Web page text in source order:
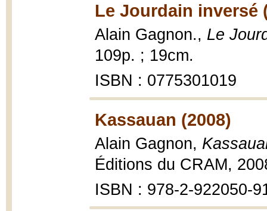
Le Jourdain inversé
Alain Gagnon., Le
109p. ; 19cm.
ISBN : 0775301019
Kassauan (2008)
Alain Gagnon,
Éditions du CRAM,
ISBN : 978-2-922050-